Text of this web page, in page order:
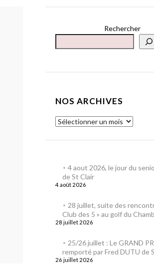
Rechercher
NOS ARCHIVES
4 aout 2026, le jour du
de St Clair
4 août 2026
28 juillet, suite des
Club des 5 » au golf du
28 juillet 2026
25/26 juillet : Le GRAND
remporté par Fred DUTU de
26 juillet 2026